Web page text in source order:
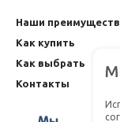
Наши
Как купить
Как выбрать
Контакты